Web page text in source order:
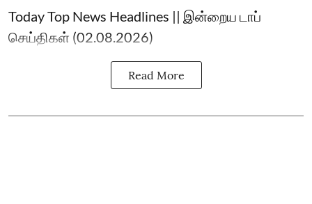
Today Top News Headlines || இன்றைய டாப்
செய்திகள் (02.08.2026)
Read More